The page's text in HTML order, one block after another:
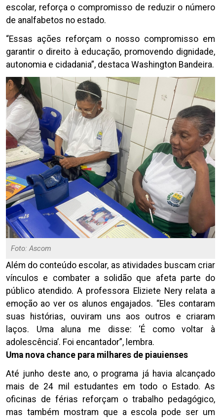
escolar, reforça o compromisso de reduzir o número
de analfabetos no estado.
“Essas ações reforçam o nosso compromisso em
garantir o direito à educação, promovendo dignidade,
autonomia e cidadania”, destaca Washington Bandeira.
Foto: Ascom
Além do conteúdo escolar, as atividades buscam criar
vínculos e combater a solidão que afeta parte do
público atendido. A professora Eliziete Nery relata a
emoção ao ver os alunos engajados. “Eles contaram
suas histórias, ouviram uns aos outros e criaram
laços. Uma aluna me disse: ‘É como voltar à
adolescência’. Foi encantador”, lembra.
Uma nova chance para milhares de piauienses
Até junho deste ano, o programa já havia alcançado
mais de 24 mil estudantes em todo o Estado. As
oficinas de férias reforçam o trabalho pedagógico,
mas também mostram que a escola pode ser um